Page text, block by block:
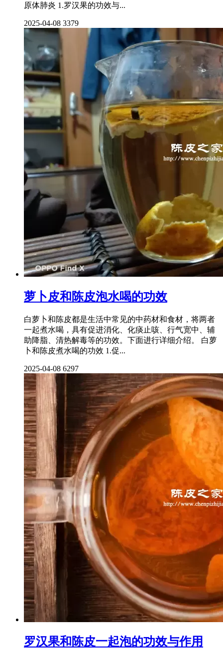
原体肺炎 1.罗汉果的功效与...
2025-04-08 3379
萝卜皮和陈皮泡水喝的功效
白萝卜和陈皮都是生活中常见的中药材和食材，将两者
一起煮水喝，具有促进消化、化痰止咳、行气宽中、辅
助降脂、清热解毒等的功效。下面进行详细介绍。 白萝
卜和陈皮煮水喝的功效 1.促...
2025-04-08 6297
罗汉果和陈皮一起泡的功效与作用